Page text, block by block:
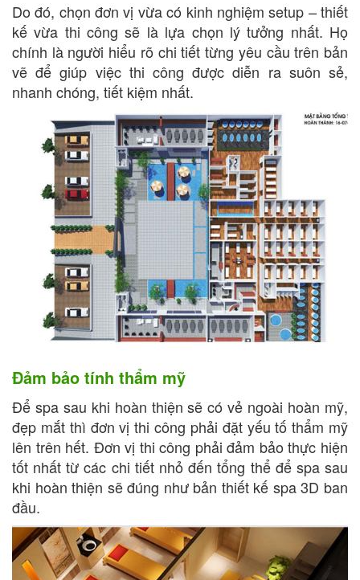
Do đó, chọn đơn vị vừa có kinh nghiệm setup – thiết
kế vừa thi công sẽ là lựa chọn lý tưởng nhất. Họ
chính là người hiểu rõ chi tiết từng yêu cầu trên bản
vẽ để giúp việc thi công được diễn ra suôn sẻ,
nhanh chóng, tiết kiệm nhất.
Đảm bảo tính thẩm mỹ
Để spa sau khi hoàn thiện sẽ có vẻ ngoài hoàn mỹ,
đẹp mắt thì đơn vị thi công phải đặt yếu tố thẩm mỹ
lên trên hết. Đơn vị thi công phải đảm bảo thực hiện
tốt nhất từ các chi tiết nhỏ đến tổng thể để spa sau
khi hoàn thiện sẽ đúng như bản thiết kế spa 3D ban
đầu.